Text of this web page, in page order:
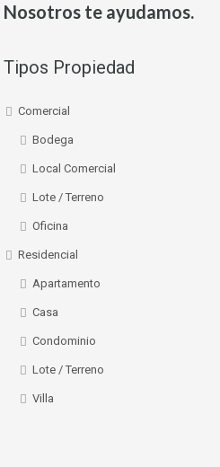
Nosotros te ayudamos.
Tipos Propiedad
Comercial
Bodega
Local Comercial
Lote / Terreno
Oficina
Residencial
Apartamento
Casa
Condominio
Lote / Terreno
Villa